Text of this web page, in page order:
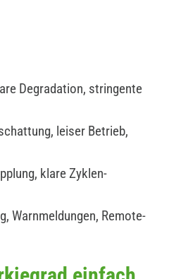
Degradation, stringente
leiser Betrieb,
klare Zyklen-
Warnmeldungen, Remote-